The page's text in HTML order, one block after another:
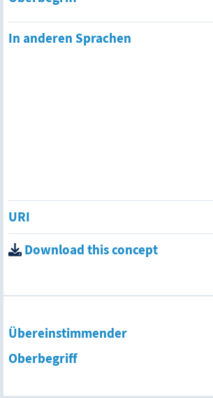
In anderen Sprachen
URI
Download this concept
Übereinstimmender
Oberbegriff